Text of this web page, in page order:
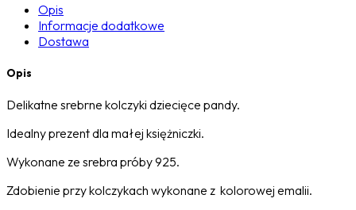
Opis
Informacje dodatkowe
Dostawa
Opis
Delikatne srebrne kolczyki dziecięce pandy.
Idealny prezent dla małej księżniczki.
Wykonane ze srebra próby 925.
Zdobienie przy kolczykach wykonane z kolorowej emalii.